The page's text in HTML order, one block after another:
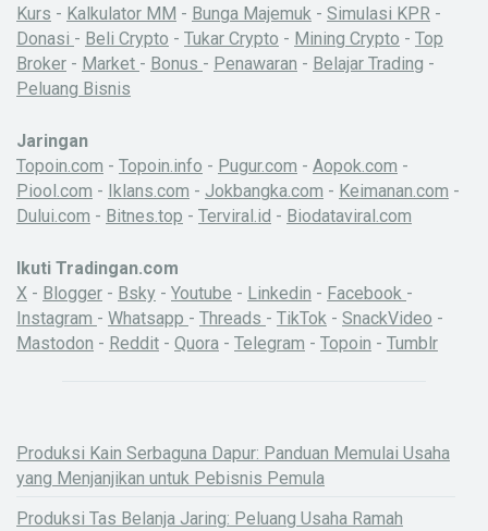
Kurs - Kalkulator MM - Bunga Majemuk - Simulasi KPR -
Donasi - Beli Crypto - Tukar Crypto - Mining Crypto - Top
Broker - Market - Bonus - Penawaran - Belajar Trading -
Peluang Bisnis
Jaringan
Topoin.com - Topoin.info - Pugur.com - Aopok.com -
Piool.com - Iklans.com - Jokbangka.com - Keimanan.com -
Dului.com - Bitnes.top - Terviral.id - Biodataviral.com
Ikuti Tradingan.com
X - Blogger - Bsky - Youtube - Linkedin - Facebook -
Instagram - Whatsapp - Threads - TikTok - SnackVideo -
Mastodon - Reddit - Quora - Telegram - Topoin - Tumblr
Produksi Kain Serbaguna Dapur: Panduan Memulai Usaha
yang Menjanjikan untuk Pebisnis Pemula
Produksi Tas Belanja Jaring: Peluang Usaha Ramah